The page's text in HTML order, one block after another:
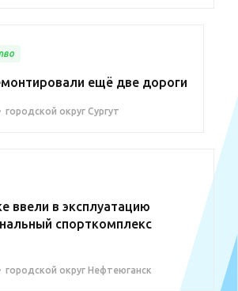
ещё две дороги
городской округ Сургут
ввели в эксплуатацию
спорткомплекс
городской округ Нефтеюганск